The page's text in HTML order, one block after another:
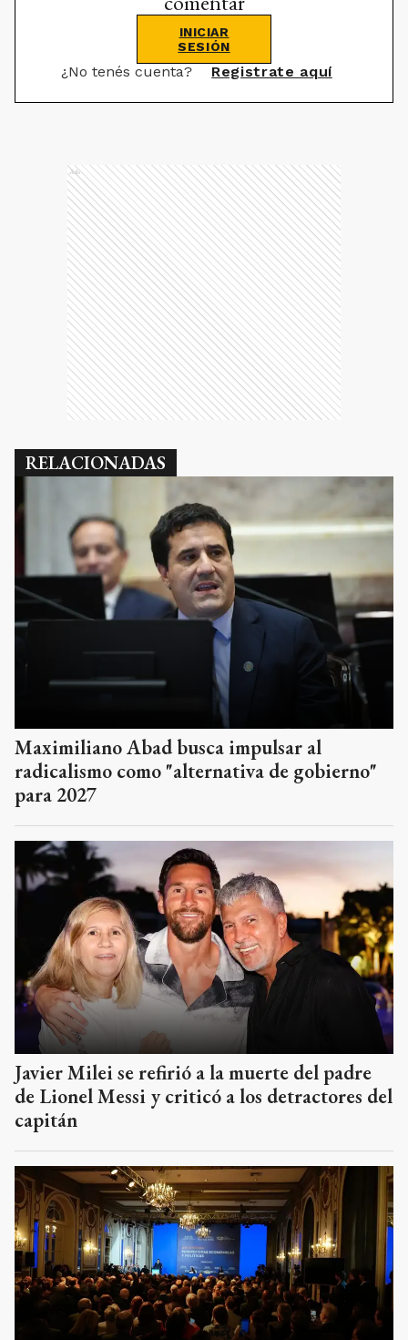
INICIAR
SESIÓN
¿No tenés cuenta? Registrate aquí
Ads
RELACIONADAS
Maximiliano Abad busca impulsar al
radicalismo como "alternativa de gobierno"
para 2027
Javier Milei se refirió a la muerte del padre
de Lionel Messi y criticó a los detractores del
capitán